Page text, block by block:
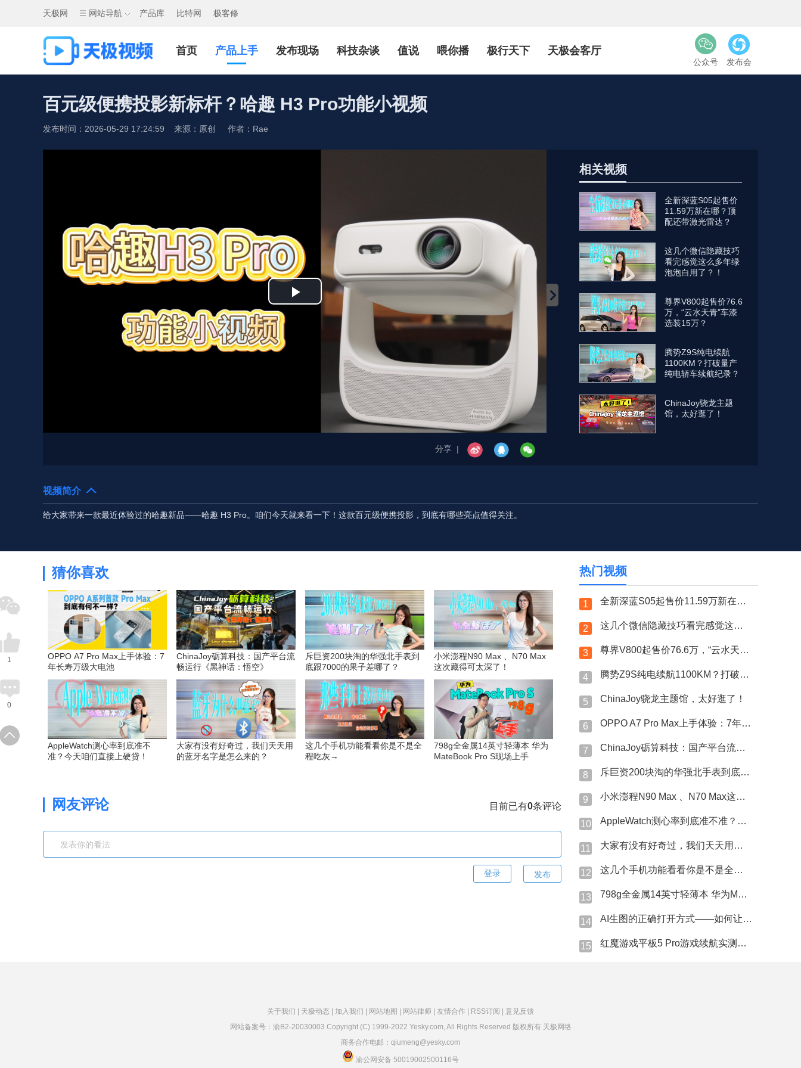
天极网 网站导航 产品库 比特网 极客修
首页 产品上手 发布现场 科技杂谈 值说 喂你播 极行天下 天极会客厅
公众号 发布会
百元级便携投影新标杆？哈趣 H3 Pro功能小视频
发布时间：2026-05-29 17:24:59 来源：原创 作者：Rae
Play
Video
分享 |
相关视频
全新深蓝S05起售价
11.59万新在哪？顶
配还带激光雷达？
这几个微信隐藏技巧
看完感觉这么多年绿
泡泡白用了？！
尊界V800起售价76.6
万，“云水天青”车漆
选装15万？
腾势Z9S纯电续航
1100KM？打破量产
纯电轿车续航纪录？
ChinaJoy骁龙主题
馆，太好逛了！
视频简介
给大家带来一款最近体验过的哈趣新品——哈趣 H3 Pro。咱们今天就来看一下！这款百元级便携投影，到底有哪些亮点值得关注。
1
0
猜你喜欢
OPPO A7 Pro Max上手体验：7
年长寿万级大电池
ChinaJoy砺算科技：国产平台流
畅运行《黑神话：悟空》
斥巨资200块淘的华强北手表到
底跟7000的果子差哪了？
小米澎程N90 Max 、N70 Max
这次藏得可太深了！
AppleWatch测心率到底准不
准？今天咱们直接上硬贷！
大家有没有好奇过，我们天天用
的蓝牙名字是怎么来的？
这几个手机功能看看你是不是全
程吃灰→
798g全金属14英寸轻薄本 华为
MateBook Pro S现场上手
网友评论 目前已有0条评论
发布
热门视频
1 全新深蓝S05起售价11.59万新在哪？顶配还带激光雷达？
2 这几个微信隐藏技巧看完感觉这么多年绿泡泡白用了？！
3 尊界V800起售价76.6万，“云水天青”车漆选装15万？
4 腾势Z9S纯电续航1100KM？打破量产纯电轿车续航纪录？
5 ChinaJoy骁龙主题馆，太好逛了！
6 OPPO A7 Pro Max上手体验：7年长寿万级大电池
7 ChinaJoy砺算科技：国产平台流畅运行《黑神话：悟空》
8 斥巨资200块淘的华强北手表到底跟7000的果子差哪了？
9 小米澎程N90 Max 、N70 Max这次藏得可太深了！
10 AppleWatch测心率到底准不准？今天咱们直接上硬贷！
11 大家有没有好奇过，我们天天用的蓝牙名字是怎么来的？
12 这几个手机功能看看你是不是全程吃灰→
13 798g全金属14英寸轻薄本 华为MateBook Pro S现场上手
14 AI生图的正确打开方式——如何让AI精准猜中我的心思？
15 红魔游戏平板5 Pro游戏续航实测表现究竟如何？
关于我们 | 天极动态 | 加入我们 | 网站地图 | 网站律师 | 友情合作 | RSS订阅 | 意见反馈
网站备案号： 渝B2-20030003 Copyright (C) 1999-2022 Yesky.com, All Rights Reserved 版权所有 天极网络
商务合作电邮：qiumeng@yesky.com
渝公网安备 50019002500116号